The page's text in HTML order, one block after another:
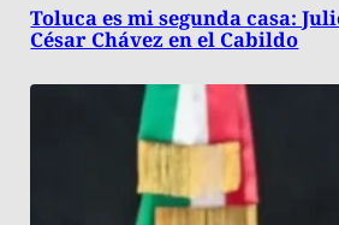
Toluca es mi segunda casa:
César Chávez en el Cabildo